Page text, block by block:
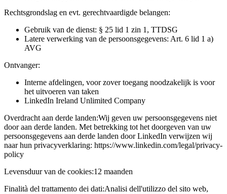
Rechtsgrondslag en evt. gerechtvaardigde belangen:
Gebruik van de dienst: § 25 lid 1 zin 1, TTDSG
Latere verwerking van de persoonsgegevens: Art. 6 lid 1 a)
AVG
Ontvanger:
Interne afdelingen, voor zover toegang noodzakelijk is voor
het uitvoeren van taken
LinkedIn Ireland Unlimited Company
Overdracht aan derde landen:Wij geven uw persoonsgegevens niet
door aan derde landen. Met betrekking tot het doorgeven van uw
persoonsgegevens aan derde landen door LinkedIn verwijzen wij
naar hun privacyverklaring: https://www.linkedin.com/legal/privacy-
policy
Levensduur van de cookies:12 maanden
Finalità del trattamento dei dati:Analisi dell'utilizzo del sito web,